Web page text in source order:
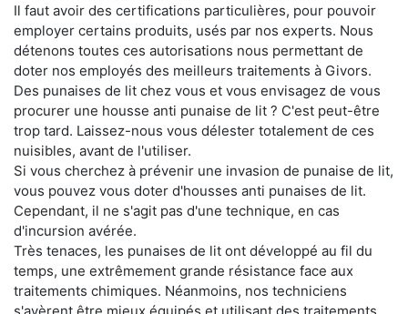
Il faut avoir des certifications particulières, pour pouvoir
employer certains produits, usés par nos experts. Nous
détenons toutes ces autorisations nous permettant de
doter nos employés des meilleurs traitements à Givors.
Des punaises de lit chez vous et vous envisagez de vous
procurer une housse anti punaise de lit ? C'est peut-être
trop tard. Laissez-nous vous délester totalement de ces
nuisibles, avant de l'utiliser.
Si vous cherchez à prévenir une invasion de punaise de lit,
vous pouvez vous doter d'housses anti punaises de lit.
Cependant, il ne s'agit pas d'une technique, en cas
d'incursion avérée.
Très tenaces, les punaises de lit ont développé au fil du
temps, une extrêmement grande résistance face aux
traitements chimiques. Néanmoins, nos techniciens